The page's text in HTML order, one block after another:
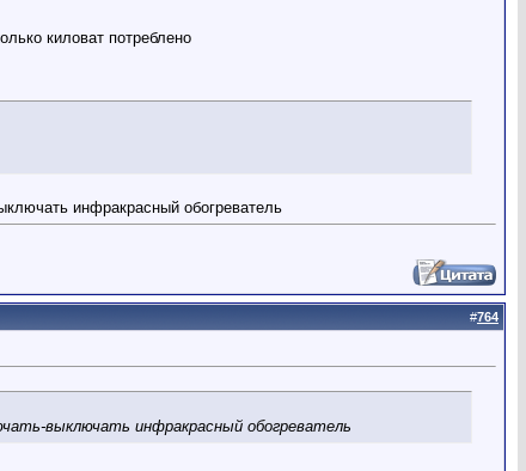
киловат потреблено
инфракрасный обогреватель
#764
выключать инфракрасный обогреватель